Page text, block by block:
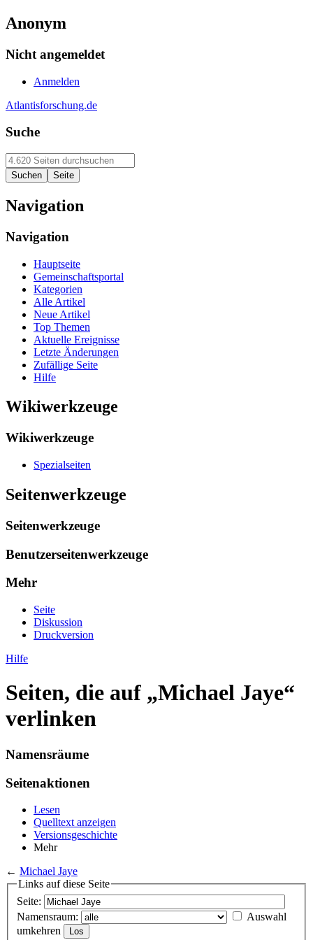
Anonym
Nicht angemeldet
Anmelden
Atlantisforschung.de
Suche
Navigation
Navigation
Hauptseite
Gemeinschaftsportal
Kategorien
Alle Artikel
Neue Artikel
Top Themen
Aktuelle Ereignisse
Letzte Änderungen
Zufällige Seite
Hilfe
Wikiwerkzeuge
Wikiwerkzeuge
Spezialseiten
Seitenwerkzeuge
Seitenwerkzeuge
Benutzerseitenwerkzeuge
Mehr
Seite
Diskussion
Druckversion
Hilfe
Seiten, die auf „Michael Jaye“
verlinken
Namensräume
Seitenaktionen
Lesen
Quelltext anzeigen
Versionsgeschichte
Mehr
← Michael Jaye
Links auf diese Seite
Seite:
Namensraum:
Auswahl
umkehren